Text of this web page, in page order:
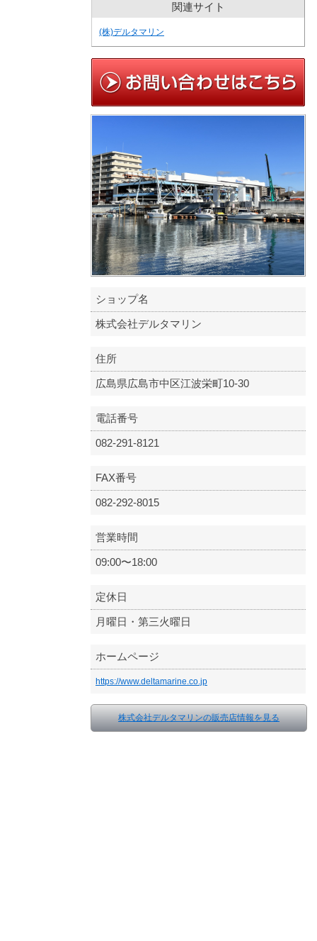
関連サイト
(株)デルタマリン
ショップ名
株式会社デルタマリン
住所
広島県広島市中区江波栄町10-30
電話番号
082-291-8121
FAX番号
082-292-8015
営業時間
09:00〜18:00
定休日
月曜日・第三火曜日
ホームページ
https://www.deltamarine.co.jp
株式会社デルタマリンの販売店情報を見る